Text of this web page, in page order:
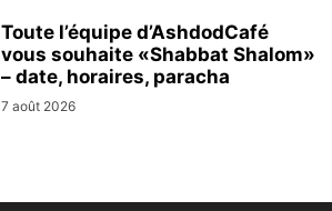
Toute l’équipe d’AshdodCafé
vous souhaite «Shabbat Shalom»
– date, horaires, paracha
7 août 2026